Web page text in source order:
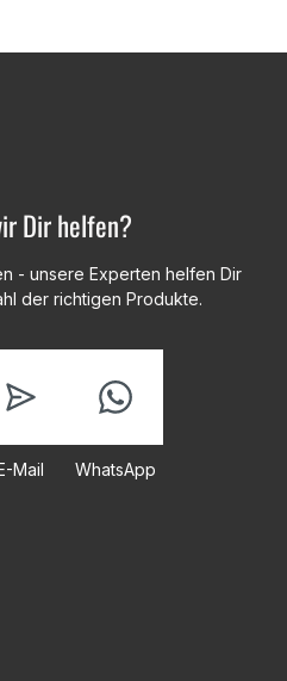
Dir helfen?
- unsere Experten helfen Dir
der richtigen Produkte.
Mail WhatsApp